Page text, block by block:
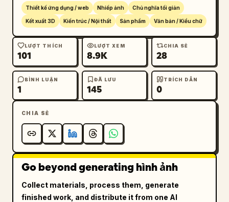
tường giữa bên trái và 2 ở phía bên phải. Bao
gồm chính xác 10 chiếc ghế có thể nhìn thấy:
mỏng, cộng với một chiếc ghế màu đen ở bên
phải. Bao gồm chính xác 4 bảng menu treo phía
sau quầy, chính xác 3 tác phẩm poster/menu
đóng khung trên tường bên trái và chính xác 3
kệ trưng bày nhỏ trên tường bên phải. Không
Đoạn mô tả: Bên dưới hình ảnh chính, thêm một
câu tiếng Hàn ngắn màu xám đậm:
브랜드 간판, 메뉴판, 좌석, 햇살이 어우러진 따뜻
하고 미니멀한 아이스크림 카페 인테리어의 사실적
인 건축 시각화 프롬프트입니다.
Bảng gợi ý (Prompt panel): Bên dưới phần mô
Thiết kế ứng dụng / web Nhiếp ảnh Chủ nghĩa tối giản
Kết xuất 3D Kiến trúc / Nội thất Sản phẩm Văn bản / Kiểu chữ
LƯỢT THÍCH
101
LƯỢT XEM
8.9K
CHIA SẺ
28
BÌNH LUẬN
1
ĐÃ LƯU
145
TRÍCH DẪN
0
CHIA SẺ
Go beyond generating hình ảnh
Collect materials, process them, generate
finished work, and distribute it from one AI